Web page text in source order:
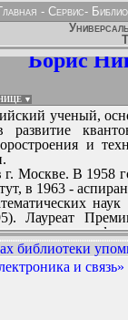
- Сервис-
Борис
▼
ученый,
и
г. Москве. В
в 1963 -
Лауреат
высшего
электронной
совета
союза
библиотеки
и